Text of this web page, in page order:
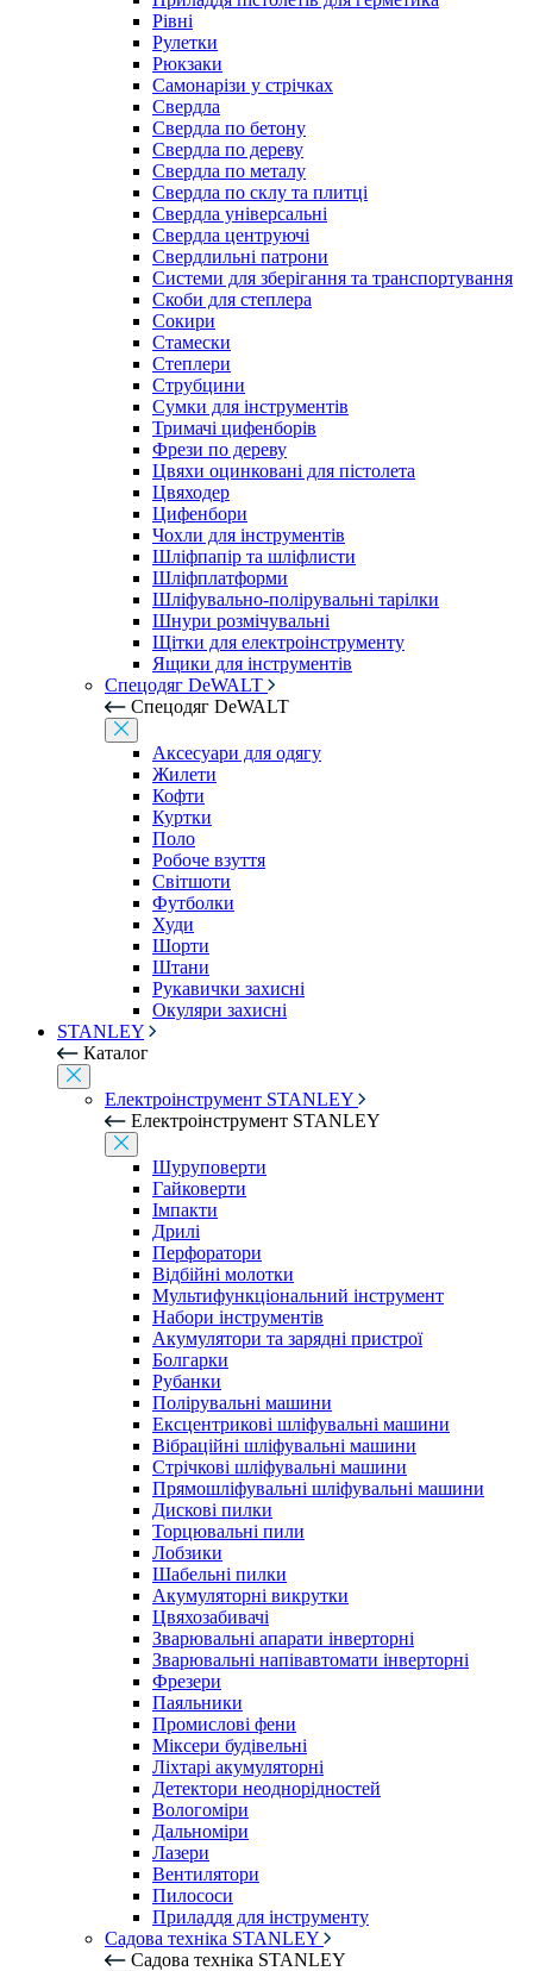
Рівні
Рулетки
Рюкзаки
Самонарізи у стрічках
Свердла
Свердла по бетону
Свердла по дереву
Свердла по металу
Свердла по склу та плитці
Свердла універсальні
Свердла центруючі
Свердлильні патрони
Системи для зберігання та транспортування
Скоби для степлера
Сокири
Стамески
Степлери
Струбцини
Сумки для інструментів
Тримачі цифенборів
Фрези по дереву
Цвяхи оцинковані для пістолета
Цвяходер
Цифенбори
Чохли для інструментів
Шліфпапір та шліфлисти
Шліфплатформи
Шліфувально-полірувальні тарілки
Шнури розмічувальні
Щітки для електроінструменту
Ящики для інструментів
Спецодяг DeWALT
Спецодяг DeWALT
Аксесуари для одягу
Жилети
Кофти
Куртки
Поло
Робоче взуття
Світшоти
Футболки
Худи
Шорти
Штани
Рукавички захисні
Окуляри захисні
STANLEY
Каталог
Електроінструмент STANLEY
Електроінструмент STANLEY
Шуруповерти
Гайковерти
Імпакти
Дрилі
Перфоратори
Відбійні молотки
Мультифункціональний інструмент
Набори інструментів
Акумулятори та зарядні пристрої
Болгарки
Рубанки
Полірувальні машини
Ексцентрикові шліфувальні машини
Вібраційні шліфувальні машини
Стрічкові шліфувальні машини
Прямошліфувальні шліфувальні машини
Дискові пилки
Торцювальні пили
Лобзики
Шабельні пилки
Акумуляторні викрутки
Цвяхозабивачі
Зварювальні апарати інверторні
Зварювальні напівавтомати інверторні
Фрезери
Паяльники
Промислові фени
Міксери будівельні
Ліхтарі акумуляторні
Детектори неоднорідностей
Вологоміри
Дальноміри
Лазери
Вентилятори
Пилососи
Приладдя для інструменту
Садова техніка STANLEY
Садова техніка STANLEY